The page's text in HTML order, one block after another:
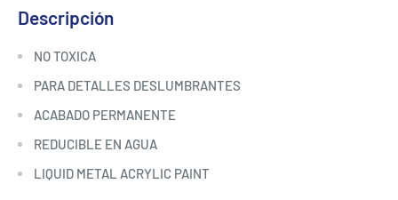
Descripción
NO TOXICA
PARA DETALLES DESLUMBRANTES
ACABADO PERMANENTE
REDUCIBLE EN AGUA
LIQUID METAL ACRYLIC PAINT